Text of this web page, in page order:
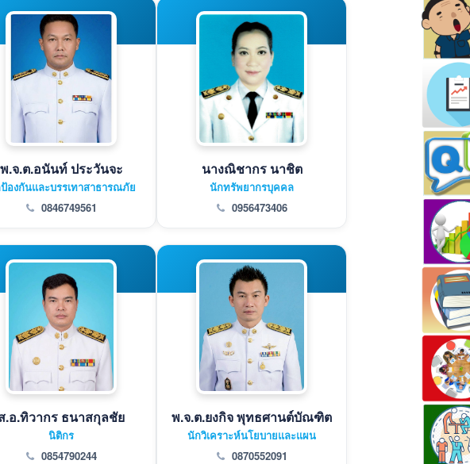
พ.จ.ต.อนันท์ ประวันจะ
องกันและบรรเทาสาธารณภัย
0846749561
นางณิชากร นาชิต
นักทรัพยากรบุคคล
0956473406
.อ.ทิวากร ธนาสกุลชัย
นิติกร
0854790244
พ.จ.ต.ยงกิจ พุทธศานต์บัณฑิต
นักวิเคราะห์นโยบายและแผน
0870552091